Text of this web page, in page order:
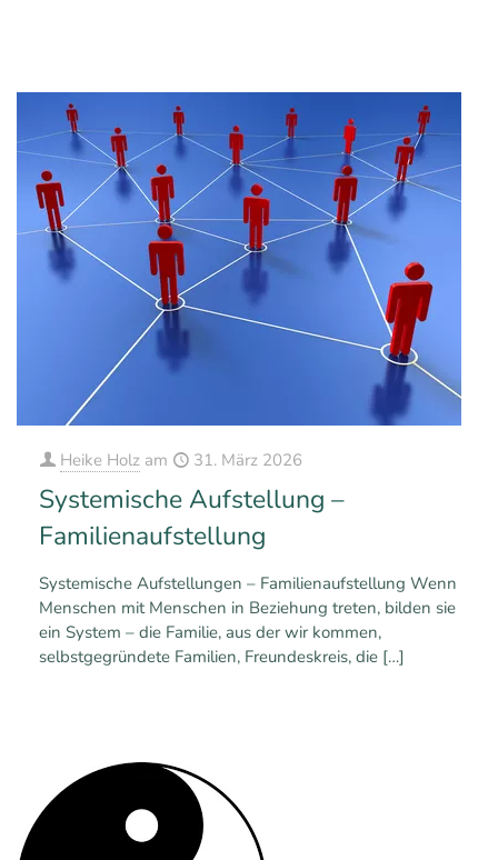
Heike Holz am 31. März 2026
Systemische Aufstellung –
Familienaufstellung
Systemische Aufstellungen – Familienaufstellung Wenn
Menschen mit Menschen in Beziehung treten, bilden sie
ein System – die Familie, aus der wir kommen,
selbstgegründete Familien, Freundeskreis, die […]